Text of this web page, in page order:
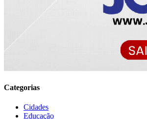
Categorias
Cidades
Educação